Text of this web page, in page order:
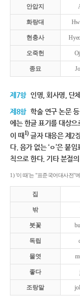
안압지
화랑대
현충사
오죽헌
종묘
제7항 인명, 회사명, 단
제8항 학술 연구 논문
에는 한글 표기를 대상으
이 때1)글자 대응은 제2장
다. 음가 없는 ‘ㅇ’은 붙
칙으로 한다. 기타 분절
1) '이 때'는 "표준국어대사전"
집
밖
붓꽃
독립
물엿
좋다
조랑말